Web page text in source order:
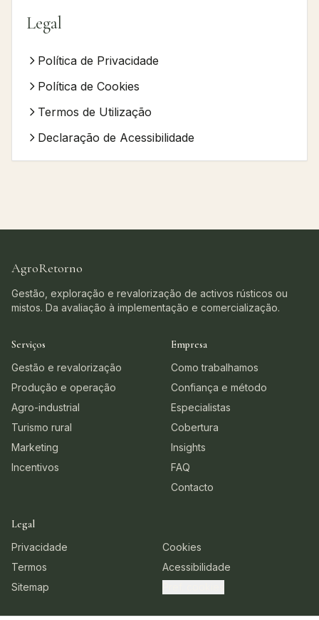
Legal
Política de Privacidade
Política de Cookies
Termos de Utilização
Declaração de Acessibilidade
AgroRetorno
Gestão, exploração e revalorização de activos rústicos ou
mistos. Da avaliação à implementação e comercialização.
Serviços
Gestão e revalorização
Produção e operação
Agro-industrial
Turismo rural
Marketing
Incentivos
Empresa
Como trabalhamos
Confiança e método
Especialistas
Cobertura
Insights
FAQ
Contacto
Legal
Privacidade
Cookies
Termos
Acessibilidade
Sitemap